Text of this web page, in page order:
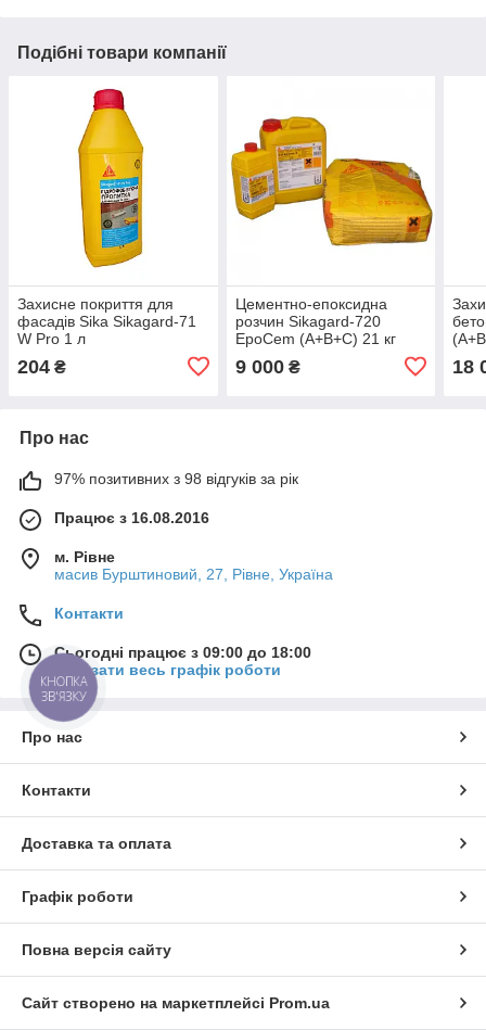
Подібні товари компанії
Захисне покриття для
фасадів Sika Sikagard-71
W Pro 1 л
204 ₴
Цементно-епоксидна
розчин Sikagard-720
EpoCem (A+B+C) 21 кг
9 000₴ 18
Про нас
97% позитивних з 98 відгуків за рік
Працює з 16.08.2016
м. Рівне
масив Бурштиновий, 27, Рівне, Україна
Контакти
Сьогодні працює з 09:00 до 18:00
Показати весь графік роботи
Про нас
Контакти
Доставка та оплата
Графік роботи
Повна версія сайту
Сайт створено на маркетплейсі Prom.ua
КНОПКА
ЗВ'ЯЗКУ